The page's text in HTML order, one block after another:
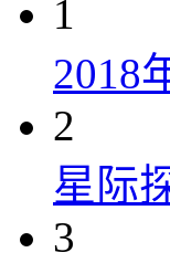
1
2018
2
星际
3